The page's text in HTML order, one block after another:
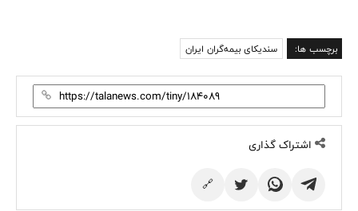
برچسب ها: سندیکای بیمه‌گران ایران
اشتراک گذاری
🔗